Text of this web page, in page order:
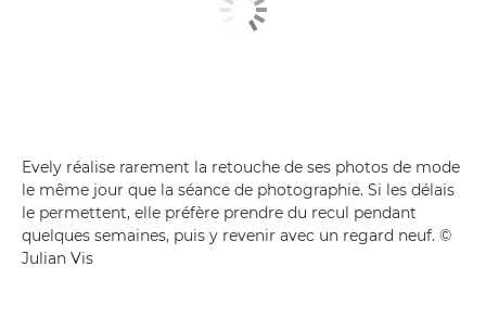
Evely réalise rarement la retouche de ses photos de mode
le même jour que la séance de photographie. Si les délais
le permettent, elle préfère prendre du recul pendant
quelques semaines, puis y revenir avec un regard neuf. ©
Julian Vis